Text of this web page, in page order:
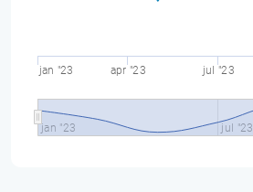
jan "23 apr "23 jul "23
jan "23 jul "23